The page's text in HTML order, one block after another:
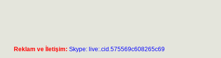
Reklam ve İletişim: Skype: live:.cid.575569c608265c69